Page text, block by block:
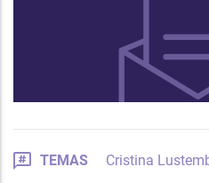
TEMAS Cristina